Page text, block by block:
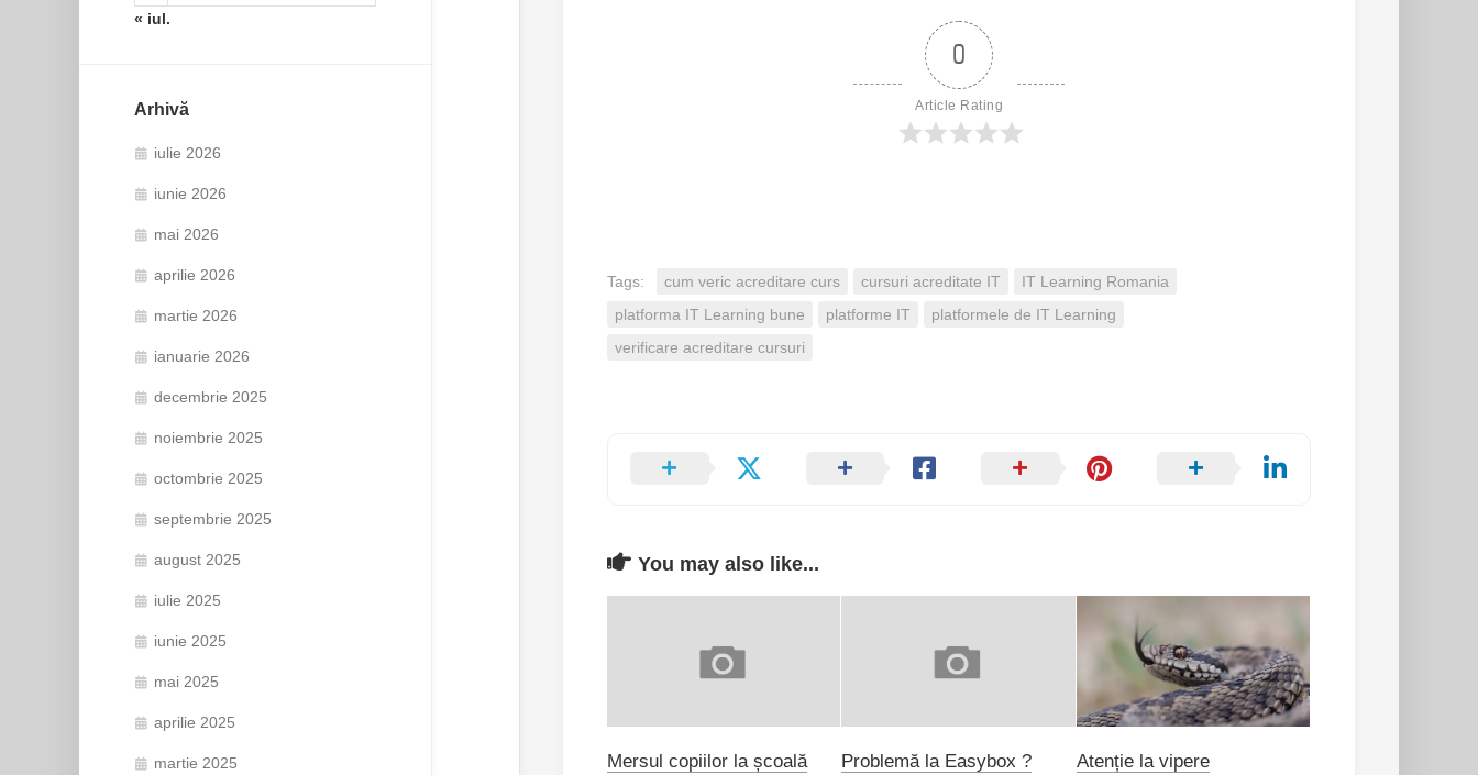
« iul.
Arhivă
iulie 2026
iunie 2026
mai 2026
aprilie 2026
martie 2026
ianuarie 2026
decembrie 2025
noiembrie 2025
octombrie 2025
septembrie 2025
august 2025
iulie 2025
iunie 2025
mai 2025
aprilie 2025
martie 2025
0
Article Rating
Tags: cum veric acreditare curs cursuri acreditate IT
IT Learning Romania
platforma IT Learning bune
platforme IT
platformele de IT Learning
verificare acreditare cursuri
You may also like...
Mersul copiilor la școală
Problemă la Easybox ? Atenție la vipere